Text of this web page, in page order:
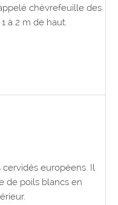
chèvrefeuille des
à 2 m de haut.
européens. Il
de poils blancs en